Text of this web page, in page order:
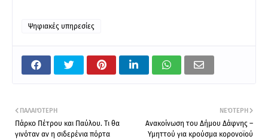
Ψηφιακές υπηρεσίες
ΝΕΌΤΕΡΗ
Ανακοίνωση του Δήμου Δάφνης –
Υμηττού για κρούσμα κορονοϊού
ΠΑΛΑΙΌΤΕΡΗ
Πάρκο Πέτρου και Παύλου. Τι θα
γινόταν αν η σιδερένια πόρτα